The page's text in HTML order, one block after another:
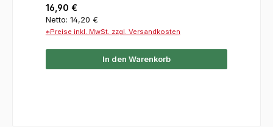
Regulärer Preis:
16,90 €
Netto: 14,20 €
*Preise inkl. MwSt. zzgl. Versandkosten
In den Warenkorb